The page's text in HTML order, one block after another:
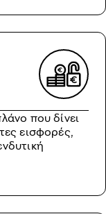
που δίνει
εισφορές,